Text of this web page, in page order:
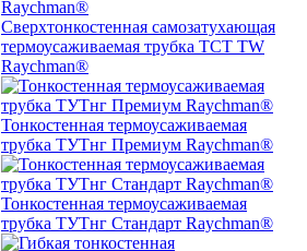
Сверхтонкостенная самозатухающая
термоусаживаемая трубка ТCT TW
Raychman®
Тонкостенная термоусаживаемая
трубка ТУТнг Премиум Raychman®
Тонкостенная термоусаживаемая
трубка ТУТнг Стандарт Raychman®